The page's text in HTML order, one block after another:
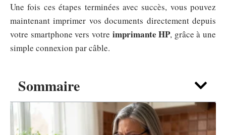
Sommaire
Une fois ces étapes terminées avec succès, vous pouvez
maintenant imprimer vos documents directement depuis
votre smartphone vers votre imprimante HP, grâce à une
simple connexion par câble.